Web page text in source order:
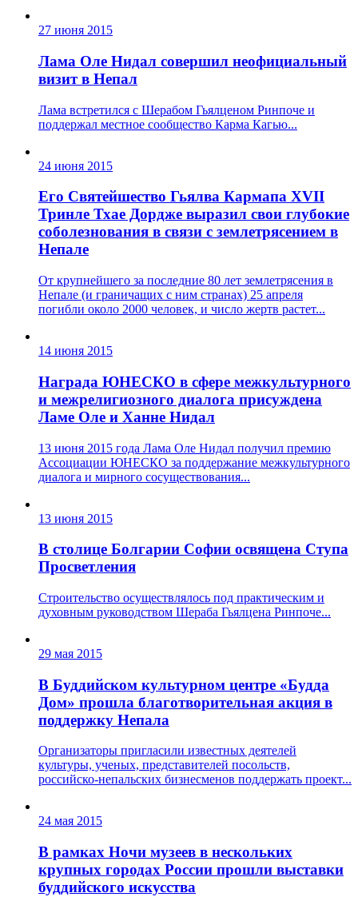
27 июня 2015
Лама Оле Нидал совершил неофициальный
визит в Непал
Лама встретился с Шерабом Гьялценом Ринпоче и
поддержал местное сообщество Карма Кагью...
24 июня 2015
Его Святейшество Гьялва Кармапа XVII
Тринле Тхае Дордже выразил свои глубокие
соболезнования в связи с землетрясением в
Непале
От крупнейшего за последние 80 лет землетрясения в
Непале (и граничащих с ним странах) 25 апреля
погибли около 2000 человек, и число жертв растет...
14 июня 2015
Награда ЮНЕСКО в сфере межкультурного
и межрелигиозного диалога присуждена
Ламе Оле и Ханне Нидал
13 июня 2015 года Лама Оле Нидал получил премию
Ассоциации ЮНЕСКО за поддержание межкультурного
диалога и мирного сосуществования...
13 июня 2015
В столице Болгарии Софии освящена Ступа
Просветления
Строительство осуществлялось под практическим и
духовным руководством Шераба Гьялцена Ринпоче...
29 мая 2015
В Буддийском культурном центре «Будда
Дом» прошла благотворительная акция в
поддержку Непала
Организаторы пригласили известных деятелей
культуры, ученых, представителей посольств,
российско-непальских бизнесменов поддержать проект...
24 мая 2015
В рамках Ночи музеев в нескольких
крупных городах России прошли выставки
буддийского искусства